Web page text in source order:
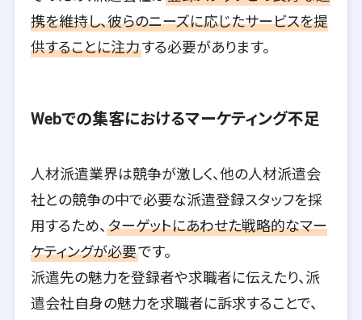
携を維持し、彼らのニーズに応じたサービスを提
供することに注力する必要があります。
Webでの集客におけるマーケティング不足
人材派遣業界は競争が激しく、他の人材派遣会
社との競争の中で必要な派遣登録スタッフを採
用するため、 ターゲットにあわせた戦略的なマー
ケティングが必要です。
派遣先の魅力を登録者や求職者に伝えたり、派
遣会社自身の魅力を求職者に訴求することで、